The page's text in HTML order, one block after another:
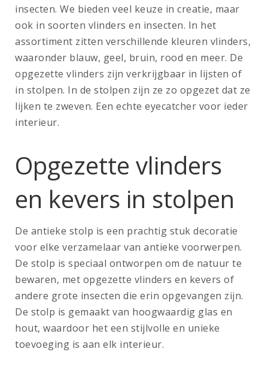
insecten. We bieden veel keuze in creatie, maar
ook in soorten vlinders en insecten. In het
assortiment zitten verschillende kleuren vlinders,
waaronder blauw, geel, bruin, rood en meer. De
opgezette vlinders zijn verkrijgbaar in lijsten of
in stolpen. In de stolpen zijn ze zo opgezet dat ze
lijken te zweven. Een echte eyecatcher voor ieder
interieur.
Opgezette vlinders
en kevers in stolpen
De antieke stolp is een prachtig stuk decoratie
voor elke verzamelaar van antieke voorwerpen.
De stolp is speciaal ontworpen om de natuur te
bewaren, met opgezette vlinders en kevers of
andere grote insecten die erin opgevangen zijn.
De stolp is gemaakt van hoogwaardig glas en
hout, waardoor het een stijlvolle en unieke
toevoeging is aan elk interieur.